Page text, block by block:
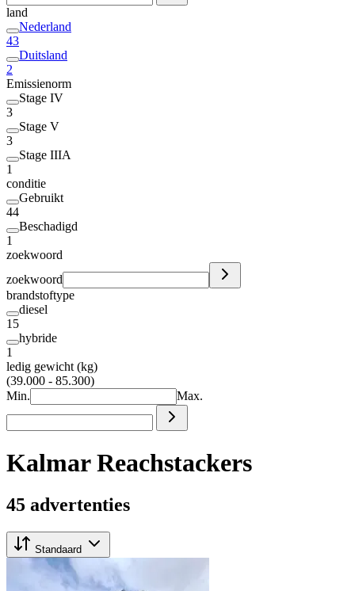
land
Nederland
43
Duitsland
2
Emissienorm
Stage IV
3
Stage V
3
Stage IIIA
1
conditie
Gebruikt
44
Beschadigd
1
zoekwoord
zoekwoord
brandstoftype
diesel
15
hybride
1
ledig gewicht (kg)
(39.000 - 85.300)
Min.
Max.
Kalmar Reachstackers
45 advertenties
Standaard